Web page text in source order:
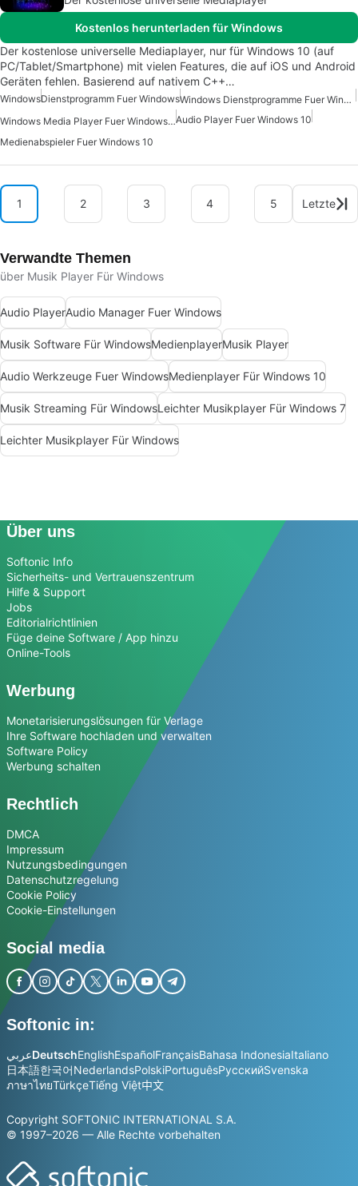
Kostenlos herunterladen für Windows
Der kostenlose universelle Mediaplayer, nur für Windows 10 (auf
PC/Tablet/Smartphone) mit vielen Features, die auf iOS und Android
Geräten fehlen. Basierend auf nativem C++…
WindowsDienstprogramm Fuer Windows
Windows Dienstprogramme Fuer Windows 10
Windows Media Player Fuer Windows 10Audio Player Fuer Windows 10
Medienabspieler Fuer Windows 10
1 2 3 4 5 Letzte
Verwandte Themen
über Musik Player Für Windows
Audio PlayerAudio Manager Fuer Windows
Musik Software Für WindowsMedienplayerMusik Player
Audio Werkzeuge Fuer WindowsMedienplayer Für Windows 10
Musik Streaming Für WindowsLeichter Musikplayer Für Windows 7
Leichter Musikplayer Für Windows
Über uns
Softonic Info
Sicherheits- und Vertrauenszentrum
Hilfe & Support
Jobs
Editorialrichtlinien
Füge deine Software / App hinzu
Online-Tools
Werbung
Monetarisierungslösungen für Verlage
Ihre Software hochladen und verwalten
Software Policy
Werbung schalten
Rechtlich
DMCA
Impressum
Nutzungsbedingungen
Datenschutzregelung
Cookie Policy
Cookie-Einstellungen
Social media
Softonic in:
عربيDeutschEnglishEspañolFrançaisBahasa IndonesiaItaliano
日本語한국어NederlandsPolskiPortuguêsРусскийSvenska
ภาษาไทยTürkçeTiếng Việt中文
Copyright SOFTONIC INTERNATIONAL S.A.
© 1997–2026 — Alle Rechte vorbehalten